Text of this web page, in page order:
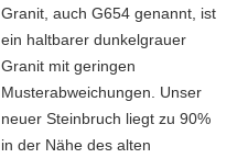
Granit, auch G654 genannt, ist
ein haltbarer dunkelgrauer
Granit mit geringen
Musterabweichungen. Unser
neuer Steinbruch liegt zu 90%
in der Nähe des alten